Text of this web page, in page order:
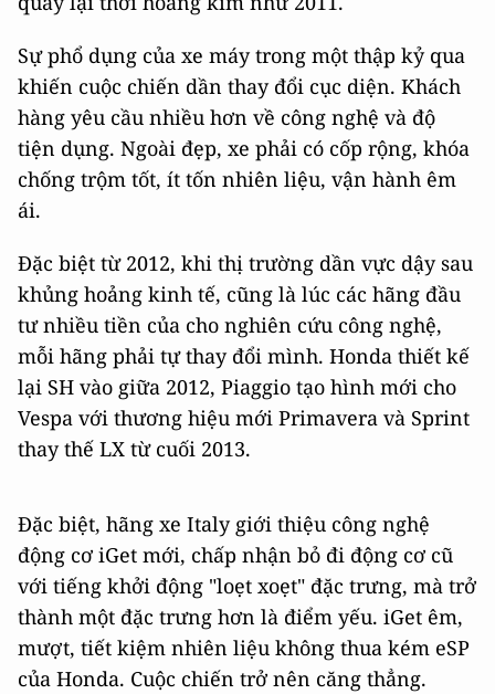
Sự phổ dụng của xe máy trong một thập kỷ qua
khiến cuộc chiến dần thay đổi cục diện. Khách
hàng yêu cầu nhiều hơn về công nghệ và độ
tiện dụng. Ngoài đẹp, xe phải có cốp rộng, khóa
chống trộm tốt, ít tốn nhiên liệu, vận hành êm
ái.
Đặc biệt từ 2012, khi thị trường dần vực dậy sau
khủng hoảng kinh tế, cũng là lúc các hãng đầu
tư nhiều tiền của cho nghiên cứu công nghệ,
mỗi hãng phải tự thay đổi mình. Honda thiết kế
lại SH vào giữa 2012, Piaggio tạo hình mới cho
Vespa với thương hiệu mới Primavera và Sprint
thay thế LX từ cuối 2013.
Đặc biệt, hãng xe Italy giới thiệu công nghệ
động cơ iGet mới, chấp nhận bỏ đi động cơ cũ
với tiếng khởi động "loẹt xoẹt" đặc trưng, mà trở
thành một đặc trưng hơn là điểm yếu. iGet êm,
mượt, tiết kiệm nhiên liệu không thua kém eSP
của Honda. Cuộc chiến trở nên căng thẳng.